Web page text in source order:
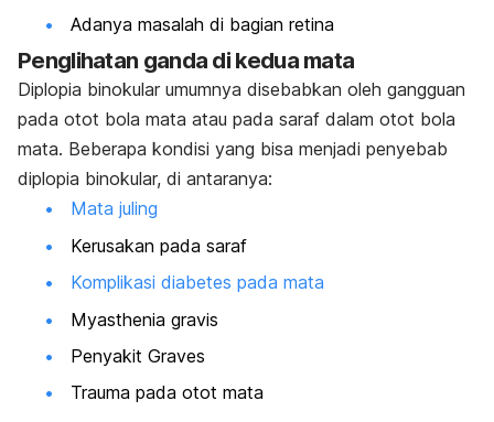
Adanya masalah di bagian retina
Penglihatan ganda di kedua mata
Diplopia binokular umumnya disebabkan oleh gangguan
pada otot bola mata atau pada saraf dalam otot bola
mata. Beberapa kondisi yang bisa menjadi penyebab
diplopia binokular, di antaranya:
Mata juling
Kerusakan pada saraf
Komplikasi diabetes pada mata
Myasthenia gravis
Penyakit Graves
Trauma pada otot mata